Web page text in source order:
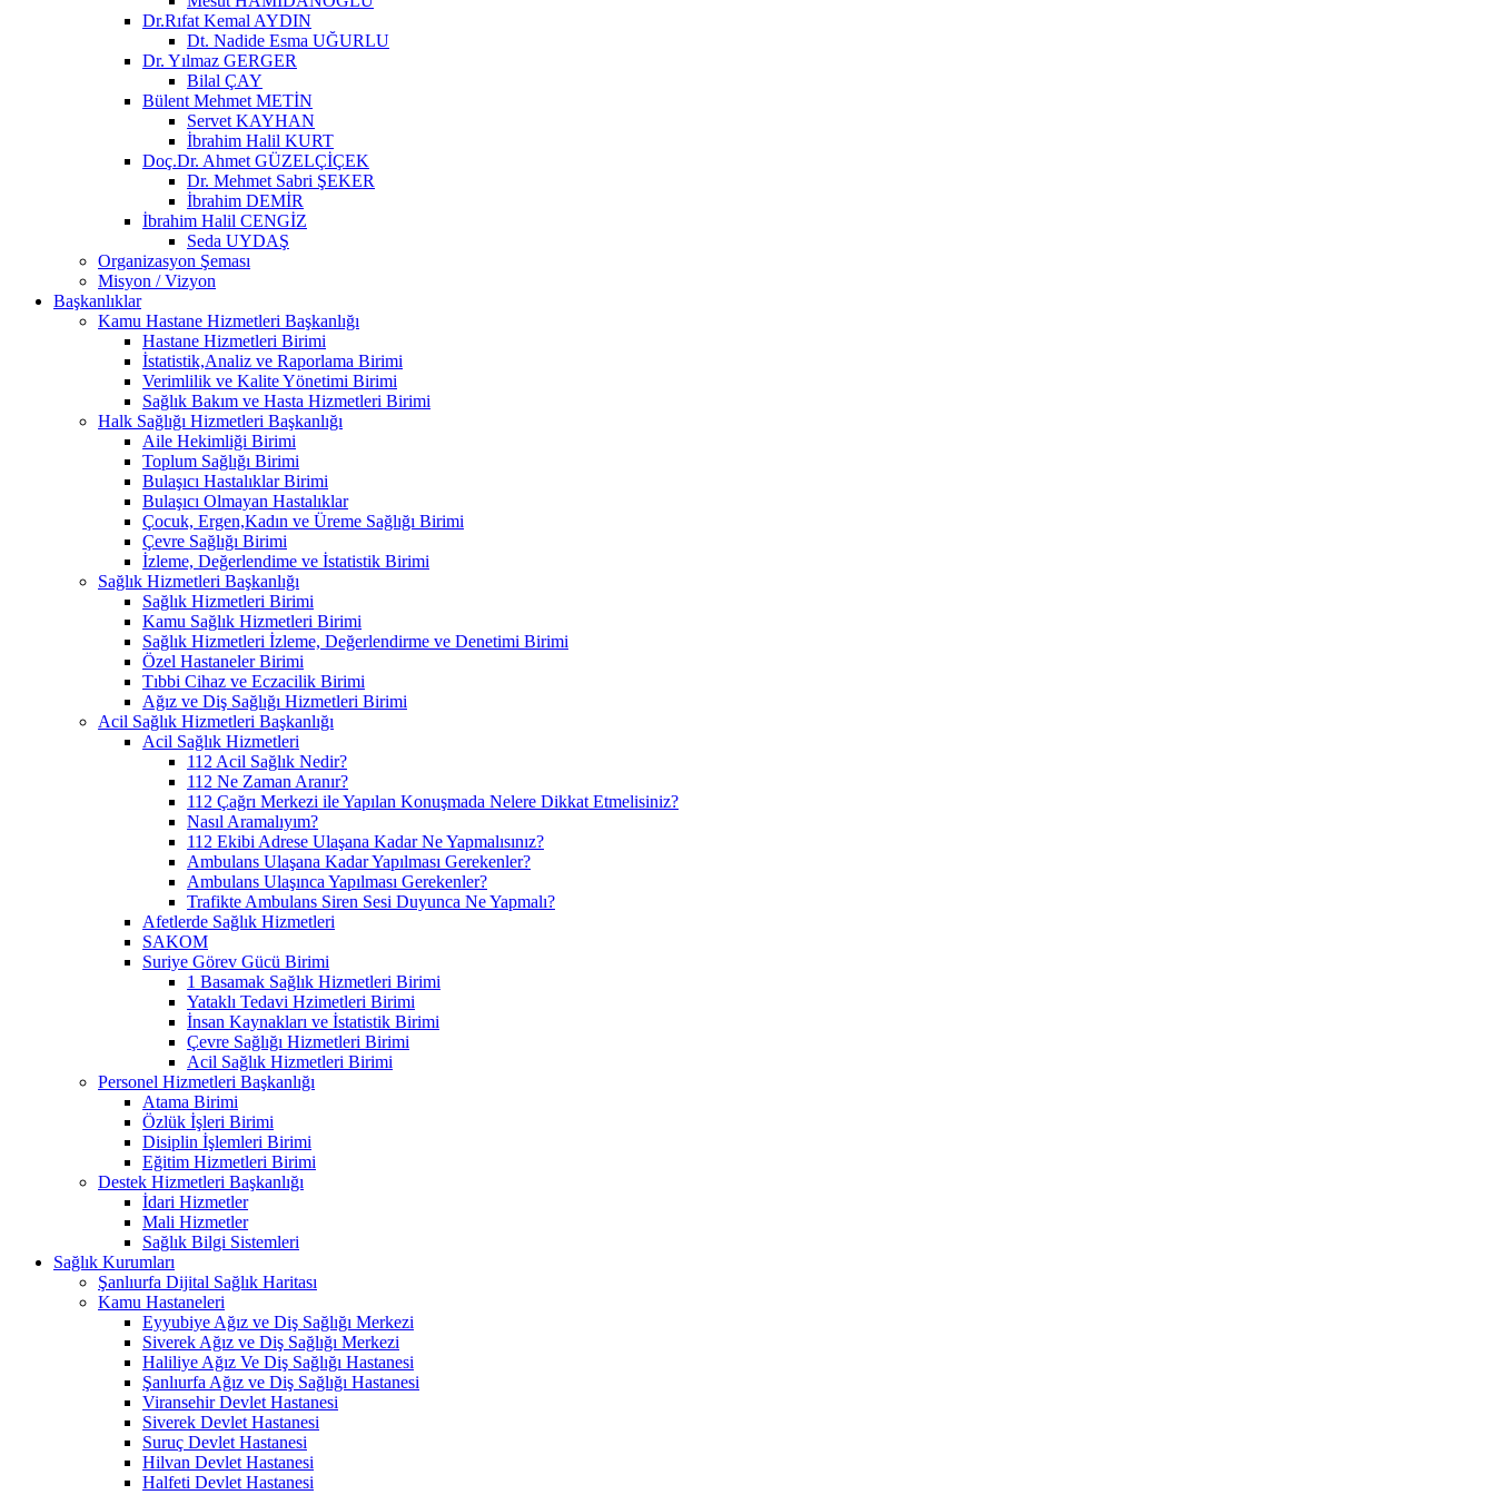
Dr.Rıfat Kemal AYDIN
Dt. Nadide Esma UĞURLU
Dr. Yılmaz GERGER
Bilal ÇAY
Bülent Mehmet METİN
Servet KAYHAN
İbrahim Halil KURT
Doç.Dr. Ahmet GÜZELÇİÇEK
Dr. Mehmet Sabri ŞEKER
İbrahim DEMİR
İbrahim Halil CENGİZ
Seda UYDAŞ
Organizasyon Şeması
Misyon / Vizyon
Başkanlıklar
Kamu Hastane Hizmetleri Başkanlığı
Hastane Hizmetleri Birimi
İstatistik,Analiz ve Raporlama Birimi
Verimlilik ve Kalite Yönetimi Birimi
Sağlık Bakım ve Hasta Hizmetleri Birimi
Halk Sağlığı Hizmetleri Başkanlığı
Aile Hekimliği Birimi
Toplum Sağlığı Birimi
Bulaşıcı Hastalıklar Birimi
Bulaşıcı Olmayan Hastalıklar
Çocuk, Ergen,Kadın ve Üreme Sağlığı Birimi
Çevre Sağlığı Birimi
İzleme, Değerlendime ve İstatistik Birimi
Sağlık Hizmetleri Başkanlığı
Sağlık Hizmetleri Birimi
Kamu Sağlık Hizmetleri Birimi
Sağlık Hizmetleri İzleme, Değerlendirme ve Denetimi Birimi
Özel Hastaneler Birimi
Tıbbi Cihaz ve Eczacilik Birimi
Ağız ve Diş Sağlığı Hizmetleri Birimi
Acil Sağlık Hizmetleri Başkanlığı
Acil Sağlık Hizmetleri
112 Acil Sağlık Nedir?
112 Ne Zaman Aranır?
112 Çağrı Merkezi ile Yapılan Konuşmada Nelere Dikkat Etmelisiniz?
Nasıl Aramalıyım?
112 Ekibi Adrese Ulaşana Kadar Ne Yapmalısınız?
Ambulans Ulaşana Kadar Yapılması Gerekenler?
Ambulans Ulaşınca Yapılması Gerekenler?
Trafikte Ambulans Siren Sesi Duyunca Ne Yapmalı?
Afetlerde Sağlık Hizmetleri
SAKOM
Suriye Görev Gücü Birimi
1 Basamak Sağlık Hizmetleri Birimi
Yataklı Tedavi Hzimetleri Birimi
İnsan Kaynakları ve İstatistik Birimi
Çevre Sağlığı Hizmetleri Birimi
Acil Sağlık Hizmetleri Birimi
Personel Hizmetleri Başkanlığı
Atama Birimi
Özlük İşleri Birimi
Disiplin İşlemleri Birimi
Eğitim Hizmetleri Birimi
Destek Hizmetleri Başkanlığı
İdari Hizmetler
Mali Hizmetler
Sağlık Bilgi Sistemleri
Sağlık Kurumları
Şanlıurfa Dijital Sağlık Haritası
Kamu Hastaneleri
Eyyubiye Ağız ve Diş Sağlığı Merkezi
Siverek Ağız ve Diş Sağlığı Merkezi
Haliliye Ağız Ve Diş Sağlığı Hastanesi
Şanlıurfa Ağız ve Diş Sağlığı Hastanesi
Viransehir Devlet Hastanesi
Siverek Devlet Hastanesi
Suruç Devlet Hastanesi
Hilvan Devlet Hastanesi
Halfeti Devlet Hastanesi